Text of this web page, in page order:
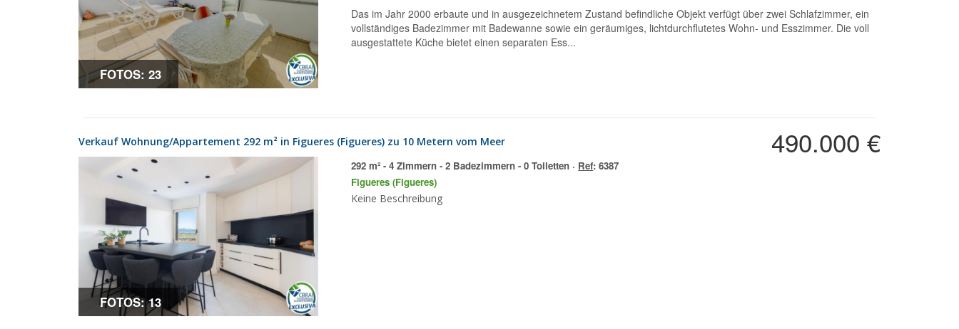
FOTOS: 23
Das im Jahr 2000 erbaute und in ausgezeichnetem Zustand befindliche Objekt verfügt über zwei Schlafzimmer, ein
vollständiges Badezimmer mit Badewanne sowie ein geräumiges, lichtdurchflutetes Wohn- und Esszimmer. Die voll
ausgestattete Küche bietet einen separaten Ess...
Verkauf Wohnung/Appartement 292 m² in Figueres (Figueres) zu 10 Metern vom Meer 490.000 €
FOTOS: 13
292 m² - 4 Zimmern - 2 Badezimmern - 0 Toiletten · Ref: 6387
Figueres (Figueres)
Keine Beschreibung